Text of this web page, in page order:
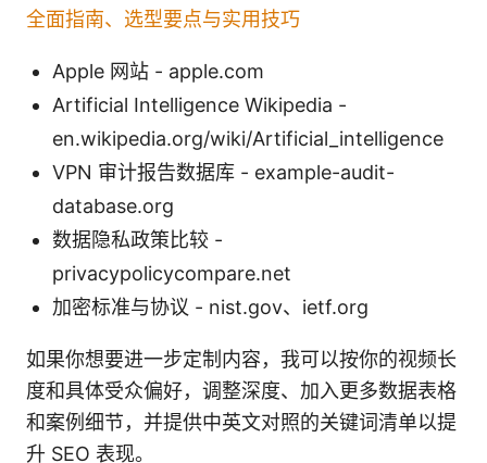
全面指南、选型要点与实用技巧
Apple 网站 - apple.com
Artificial Intelligence Wikipedia -
en.wikipedia.org/wiki/Artificial_intelligence
VPN 审计报告数据库 - example-audit-
database.org
数据隐私政策比较 -
privacypolicycompare.net
加密标准与协议 - nist.gov、ietf.org
如果你想要进一步定制内容，我可以按你的视频长
度和具体受众偏好，调整深度、加入更多数据表格
和案例细节，并提供中英文对照的关键词清单以提
升 SEO 表现。